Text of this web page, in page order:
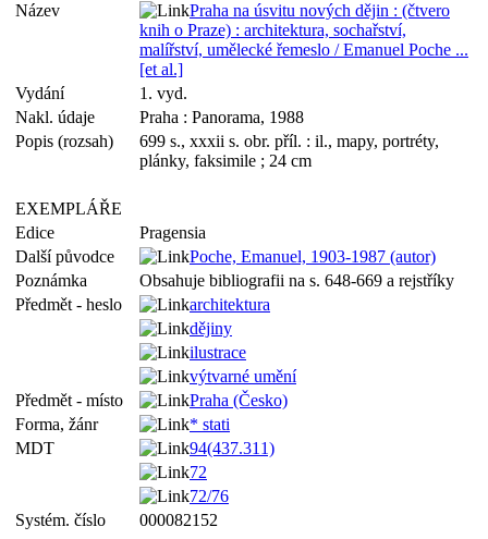
Název
Praha na úsvitu nových dějin : (čtvero
knih o Praze) : architektura, sochařství,
malířství, umělecké řemeslo / Emanuel Poche ...
[et al.]
Vydání
1. vyd.
Nakl. údaje
Praha : Panorama, 1988
Popis (rozsah)
699 s., xxxii s. obr. příl. : il., mapy, portréty,
plánky, faksimile ; 24 cm
EXEMPLÁŘE
Edice
Pragensia
Další původce
Poche, Emanuel, 1903-1987 (autor)
Poznámka
Obsahuje bibliografii na s. 648-669 a rejstříky
Předmět - heslo
architektura
dějiny
ilustrace
výtvarné umění
Předmět - místo
Praha (Česko)
Forma, žánr
* stati
MDT
94(437.311)
72
72/76
Systém. číslo
000082152